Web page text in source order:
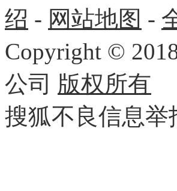
绍 - 网站地图 -
Copyright ©
公司 版权所有
搜狐不良信息举